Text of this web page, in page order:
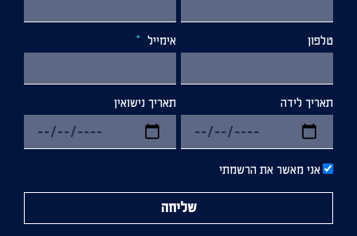
טלפון אימייל
תאריך לידה תאריך נישואין
אני מאשר את הרשמתי
שליחה